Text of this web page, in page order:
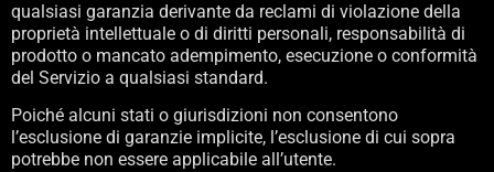
qualsiasi garanzia derivante da reclami di violazione della
proprietà intellettuale o di diritti personali, responsabilità di
prodotto o mancato adempimento, esecuzione o conformità
del Servizio a qualsiasi standard.
Poiché alcuni stati o giurisdizioni non consentono
l’esclusione di garanzie implicite, l’esclusione di cui sopra
potrebbe non essere applicabile all’utente.